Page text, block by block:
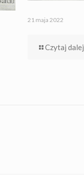
21 maja 2022
Czytaj dalej